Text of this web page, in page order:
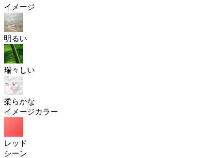
イメージ
明るい
瑞々しい
柔らかな
イメージカラー
レッド
シーン